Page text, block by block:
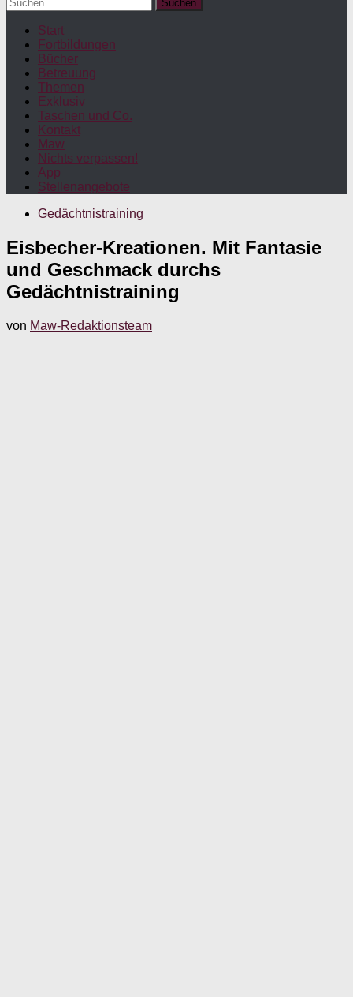
nach:
Start
Fortbildungen
Bücher
Betreuung
Themen
Exklusiv
Taschen und Co.
Kontakt
Maw
Nichts verpassen!
App
Stellenangebote
Gedächtnistraining
Eisbecher-Kreationen. Mit Fantasie
und Geschmack durchs
Gedächtnistraining
von Maw-Redaktionsteam